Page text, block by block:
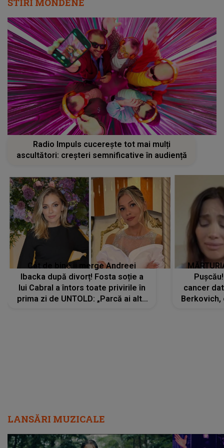
STIRI MONDENE
Radio Impuls cucerește tot mai mulți
ascultători: creșteri semnificative în audiență
Cât de bine îi merge Andreei
Ibacka după divorț! Fosta soție a
lui Cabral a întors toate privirile în
prima zi de UNTOLD: „Parcă ai altă
cancer
Berkovich,
LANSĂRI MUZICALE